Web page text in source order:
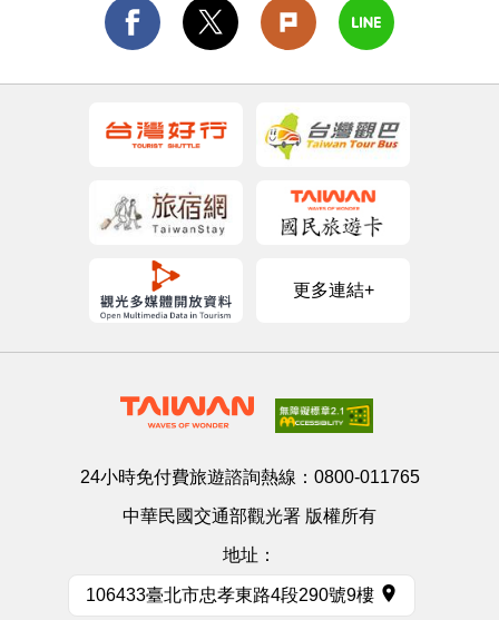
更多連結+
24小時免付費旅遊諮詢熱線： 0800-011765
中華民國交通部觀光署 版權所有
地址：
106433臺北市忠孝東路4段290號9樓